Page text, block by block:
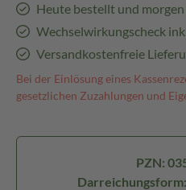
Heute bestellt und morgen
Wechselwirkungscheck
Versandkostenfreie
Bei der Einlösung eines
gesetzlichen Zuzahlungen und
PZN: